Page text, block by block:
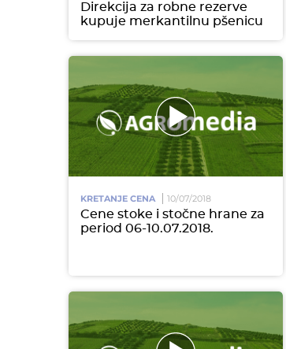
Direkcija za robne rezerve
kupuje merkantilnu pšenicu
KRETANJE CENA 10/07/2018
Cene stoke i stočne hrane za
period 06-10.07.2018.